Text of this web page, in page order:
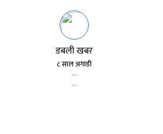
डबली खबर
८ साल अगाडी